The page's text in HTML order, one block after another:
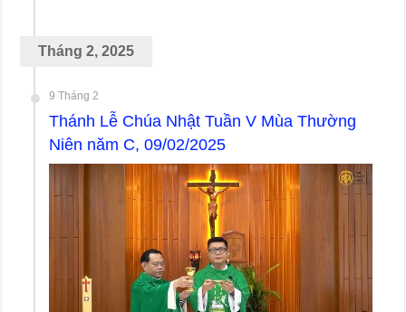
Tháng 2, 2025
9 Tháng 2
Thánh Lễ Chúa Nhật Tuần V Mùa Thường
Niên năm C, 09/02/2025